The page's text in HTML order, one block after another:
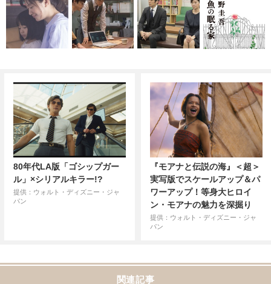
80年代LA版「ゴシップガー
ル」×シリアルキラー!?
提供：ウォルト・ディズニー・ジャ
パン
『モアナと伝説の海』＜超＞
実写版でスケールアップ＆パ
ワーアップ！等身大ヒロイ
ン・モアナの魅力を深掘り
提供：ウォルト・ディズニー・ジャ
パン
関連記事